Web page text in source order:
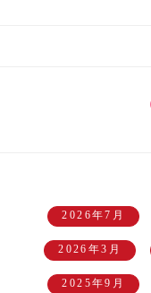
2026年7月
2026年3月
2025年9月